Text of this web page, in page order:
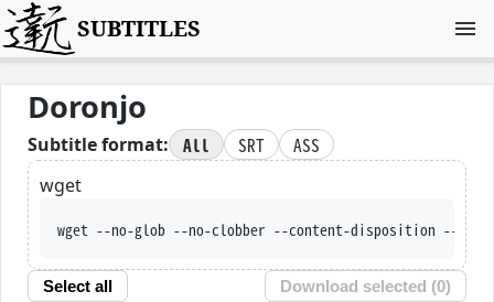
SUBTITLES
Doronjo
Subtitle format: All SRT
ASS
wget
wget --no-glob --no-clobber --content-disposition --trust-server-
Select all Download selected (0)